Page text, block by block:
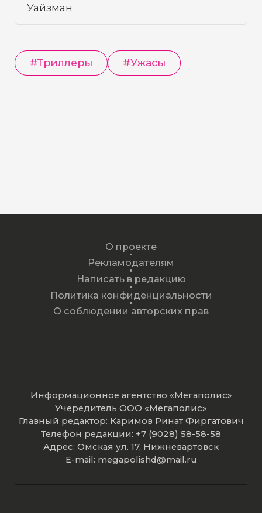
Уайзман
#Триллеры #Ужасы
О проекте
Рекламодателям
Написать в редакцию
Политика конфиденциальности
О соблюдении авторских прав
Информационное агентство «Мегаполис»
Учередитель ООО «Мегаполис»
Главный редактор: Каримов Ринат Фиргатович
Телефон редакции: +7 (9028) 58-58-58
Адрес: Омская ул. 17, Нижневартовск
E-mail: megapolishd@mail.ru